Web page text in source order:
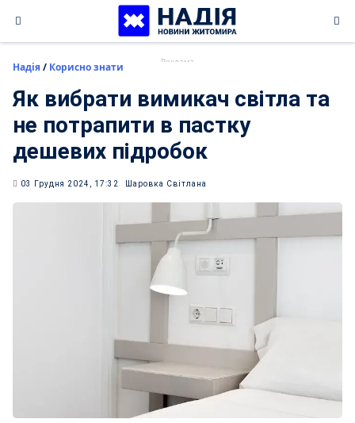
content
Надія/ Корисно знати
Як вибрати вимикач світла та
не потрапити в пастку
дешевих підробок
03 Грудня 2024, 17:32 Шаровка Світлана